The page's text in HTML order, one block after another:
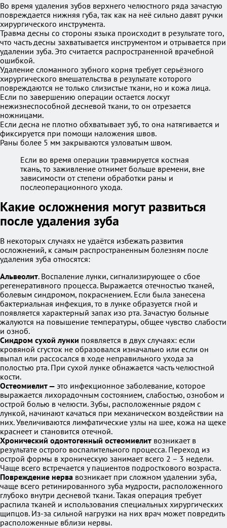
Во время удаления зубов верхнего челюстного ряда зачастую
повреждается нижняя губа, так как на неё сильно давят ручки
хирургического инструмента.
Травма десны со стороны языка происходит в результате того,
что часть десны захватывается инструментом и отрывается при
удалении зуба. Это считается распространенной врачебной
ошибкой.
Удаление сломанного зубного корня требует серьёзного
хирургического вмешательства в результате которого
повреждаются не только слизистые ткани, но и кожа лица.
Если по завершению операции остается лоскут
нежизнеспособной десневой ткани, то он отрезается
ножницами.
Если десна не плотно обхватывает зуб, то она натягивается и
фиксируется при помощи наложения швов.
Раны более 5 мм закрываются узловатым швом.
Если во время операции травмируется костная
ткань, то заживление отнимет больше времени, вне
зависимости от степени обработки раны и
послеоперационного ухода.
Какие осложнения могут развиться
после удаления зуба
В некоторых случаях не удаётся избежать развития
осложнений, к самым распространенным болезням после
удаления зуба относятся:
Альвеолит. Воспаление лунки, сигнализирующее о сбое
регенеративного процесса. Выражается отечностью тканей,
болевым синдромом, покраснением. Если была занесена
бактериальная инфекция, то в лунке образуется гной и
появляется характерный запах изо рта. Зачастую больные
жалуются на повышение температуры, общее чувство слабости
и озноб.
Синдром сухой лунки появляется в двух случаях: если
кровяной сгусток не образовался изначально или если он
выпал или рассосался в ходе неправильного ухода за
полостью рта. При сухой лунке обнажается часть челюстной
кости.
Остеомиелит — это инфекционное заболевание, которое
выражается лихорадочным состоянием, слабостью, ознобом и
острой болью в челюсти. Зубы, расположенные рядом с
лункой, начинают качаться при механическом воздействии на
них. Увеличиваются лимфатические узлы на шее, кожа на щеке
краснеет и становится отечной.
Хронический одонтогенный остеомиелит возникает в
результате острого воспалительного процесса. Переход из
острой формы в хроническую занимает всего 2 – 3 недели.
Чаще всего встречается у пациентов подросткового возраста.
Повреждение нерва возникает при сложном удалении зуба,
чаще всего ретинированного зуба мудрости, расположенного
глубоко внутри десневой ткани. Такая операция требует
распила тканей и использования специальных хирургических
щипцов. Из-за сильной нагрузки на них врач может повредить
расположенные вблизи нервы.